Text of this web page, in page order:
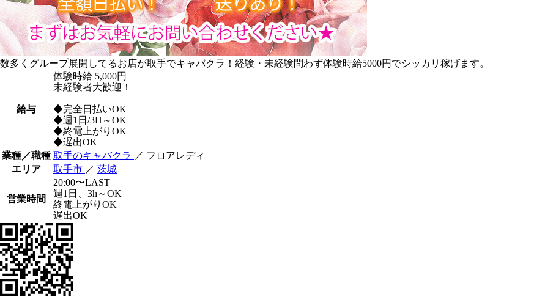
数多くグループ展開してるお店が取手でキャバクラ！経験・未経験問わず体験時給5000円でシッカリ稼げます。
給与
体験時給 5,000円
未経験者大歓迎！
◆完全日払いOK
◆週1日/3H～OK
◆終電上がりOK
◆遅出OK
業種／職種 取手のキャバクラ ／ フロアレディ
エリア
取手市 ／ 茨城
営業時間
20:00〜LAST
週1日、3h～OK
終電上がりOK
遅出OK